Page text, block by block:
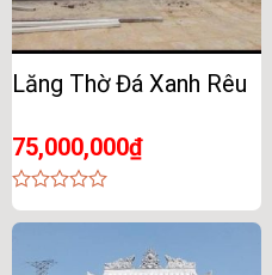
Lăng Thờ Đá Xanh Rêu
75,000,000₫
0
out